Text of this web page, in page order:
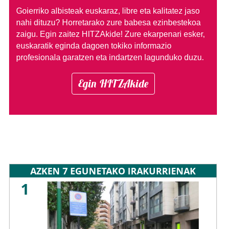
Goierriko albisteak euskaraz, libre eta kalitatez jaso
nahi dituzu? Horretarako zure babesa ezinbestekoa
zaigu. Egin zaitez HITZAkide! Zure ekarpenari esker,
euskaratik eginda dagoen tokiko informazio
profesionala garatzen eta indartzen lagunduko duzu.
Egin HITZAkide
AZKEN 7 EGUNETAKO IRAKURRIENAK
1